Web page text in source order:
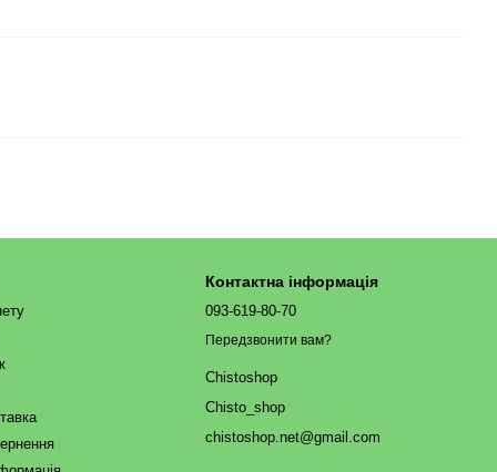
Контактна інформація
093-619-80-70
Передзвонити вам?
Chistoshop
Chisto_shop
chistoshop.net@gmail.com